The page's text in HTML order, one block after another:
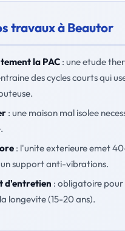
travaux à Beautor
la PAC: une etude
des cycles courts qui
: une maison mal isolee
: l'unite exterieure emet
support anti-vibrations.
d'entretien : obligatoire pour
longevite (15-20 ans).